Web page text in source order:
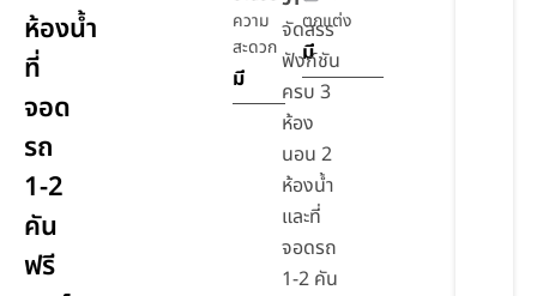
ห้องน้ำ
ที่
จอด
รถ
1-2
คัน
ฟรี
ความ
สะดวก
มี
ตกแต่ง
มี
จัดสรร
ฟังก์ชัน
ครบ 3
ห้อง
นอน 2
ห้องน้ำ
และที่
จอดรถ
1-2 คัน